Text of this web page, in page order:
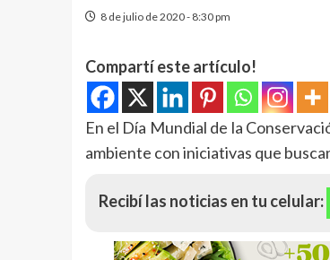
8 de julio de 2020 - 8:30 pm
Compartí este artículo!
En el Día Mundial de la
ambiente con iniciativas que
Recibí las noticias en tu celular: